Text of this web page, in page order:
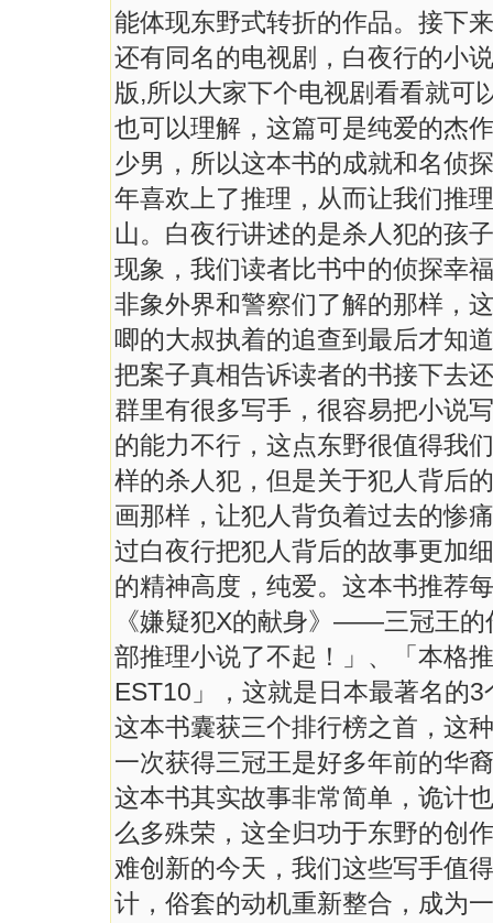
能体现东野式转折的作品。接下
还有同名的电视剧，白夜行的小
版,所以大家下个电视剧看看就可
也可以理解，这篇可是纯爱的杰
少男，所以这本书的成就和名侦
年喜欢上了推理，从而让我们推
山。白夜行讲述的是杀人犯的孩
现象，我们读者比书中的侦探幸
非象外界和警察们了解的那样，
唧的大叔执着的追查到最后才知
把案子真相告诉读者的书接下去
群里有很多写手，很容易把小说
的能力不行，这点东野很值得我
样的杀人犯，但是关于犯人背后
画那样，让犯人背负着过去的惨
过白夜行把犯人背后的故事更加
的精神高度，纯爱。这本书推荐
《嫌疑犯X的献身》——三冠王
部推理小说了不起！」、「本格
EST10」，这就是日本最著名的
这本书囊获三个排行榜之首，这
一次获得三冠王是好多年前的华
这本书其实故事非常简单，诡计
么多殊荣，这全归功于东野的创
难创新的今天，我们这些写手值
计，俗套的动机重新整合，成为